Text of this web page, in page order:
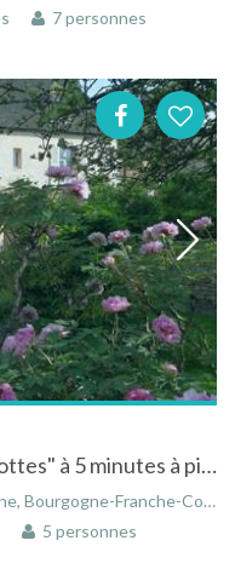
7 personnes
Chambres d'hôtes "Les Planchottes" à 5 minutes à pieds de l'Hôtel-Dieu
Franche-Comté, France
5 personnes